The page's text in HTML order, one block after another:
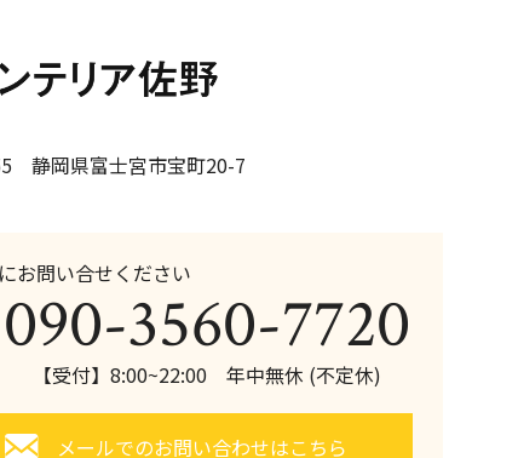
静岡県富士宮市宝町20-7
お問い合せください
090-3560-7720
【受付】8:00~22:00 年中無休 (不定休)
メールでのお問い合わせはこちら